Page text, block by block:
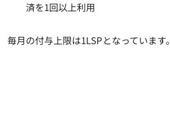
済を1回以上利用
毎月の付与上限は1LSPとなっています。